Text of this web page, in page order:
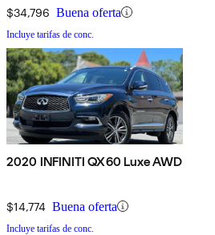
$34,796 Buena oferta
Incluye tarifas de conc.
2020 INFINITI QX60 Luxe AWD
$14,774 Buena oferta
Incluye tarifas de conc.